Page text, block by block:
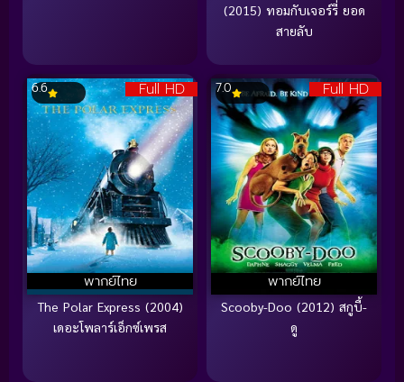
(2015) ทอมกับเจอร์รี่ ยอด
สายลับ
Full HD
พากย์ไทย
6.6
The Polar Express (2004)
เดอะโพลาร์เอ็กซ์เพรส
Full HD
พากย์ไทย
7.0
Scooby-Doo (2012) สกูบี้-
ดู